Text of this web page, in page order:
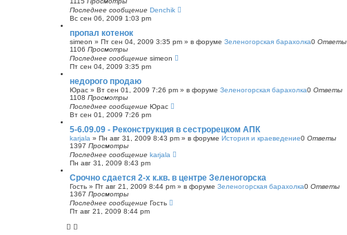
Последнее сообщение Denchik
Вс сен 06, 2009 1:03 pm
пропал котенок
simeon » Пт сен 04, 2009 3:35 pm » в форуме Зеленогорская барахолка0 Ответы
1106 Просмотры
Последнее сообщение simeon
Пт сен 04, 2009 3:35 pm
недорого продаю
Юрас » Вт сен 01, 2009 7:26 pm » в форуме Зеленогорская барахолка0 Ответы
1108 Просмотры
Последнее сообщение Юрас
Вт сен 01, 2009 7:26 pm
5-6.09.09 - Реконструкция в сестрорецком АПК
karjala » Пн авг 31, 2009 8:43 pm » в форуме История и краеведение0 Ответы
1397 Просмотры
Последнее сообщение karjala
Пн авг 31, 2009 8:43 pm
Срочно сдается 2-х к.кв. в центре Зеленогорска
Гость » Пт авг 21, 2009 8:44 pm » в форуме Зеленогорская барахолка0 Ответы
1367 Просмотры
Последнее сообщение Гость
Пт авг 21, 2009 8:44 pm